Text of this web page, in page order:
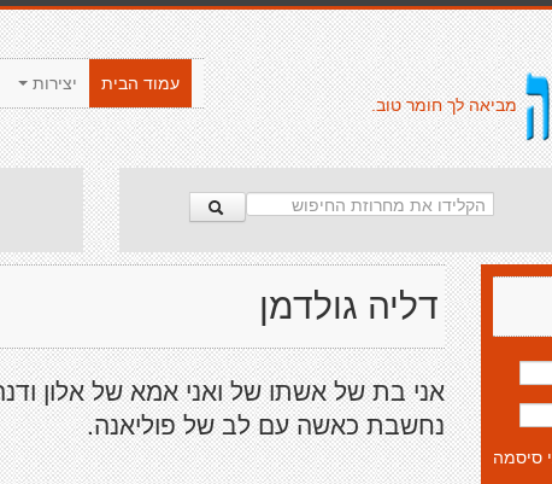
יצירות
עמוד הבית
מביאה לך חומר טוב.
דליה גולדמן
אני בת של אשתו של ואני אמא של אלון
נחשבת כאשה עם לב של פוליאנה.
סיסמה